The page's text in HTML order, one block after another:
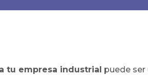
tu empresa industrial puede